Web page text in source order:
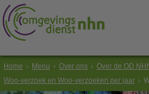
Home Menu Over ons Over de OD
Woo-verzoek en Woo-verzoeken per jaar